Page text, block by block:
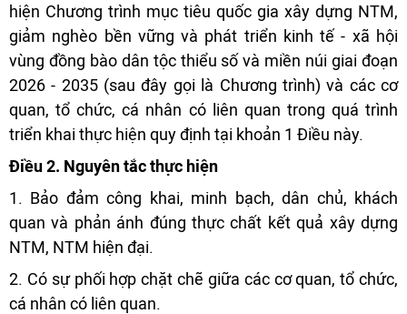
hiện Chương trình mục tiêu quốc gia xây dựng NTM,
giảm nghèo bền vững và phát triển kinh tế - xã hội
vùng đồng bào dân tộc thiểu số và miền núi giai đoạn
2026 - 2035 (sau đây gọi là Chương trình) và các cơ
quan, tổ chức, cá nhân có liên quan trong quá trình
triển khai thực hiện quy định tại khoản 1 Điều này.
Điều 2. Nguyên tắc thực hiện
1. Bảo đảm công khai, minh bạch, dân chủ, khách
quan và phản ánh đúng thực chất kết quả xây dựng
NTM, NTM hiện đại.
2. Có sự phối hợp chặt chẽ giữa các cơ quan, tổ chức,
cá nhân có liên quan.